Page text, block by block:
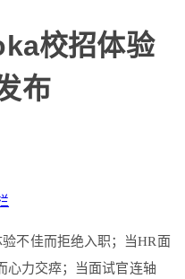
校招体验
布
不佳而拒绝入职；当HR面
心力交瘁；当面试官连轴